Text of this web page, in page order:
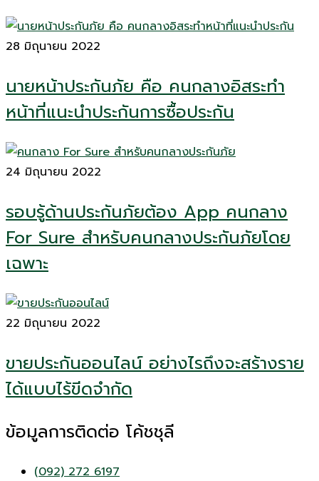
28 มิถุนายน 2022
นายหน้าประกันภัย คือ คนกลางอิสระทำ
หน้าที่แนะนำประกันการซื้อประกัน
24 มิถุนายน 2022
รอบรู้ด้านประกันภัยต้อง App คนกลาง
For Sure สำหรับคนกลางประกันภัยโดย
เฉพาะ
22 มิถุนายน 2022
ขายประกันออนไลน์ อย่างไรถึงจะสร้างราย
ได้แบบไร้ขีดจำกัด
ข้อมูลการติดต่อ โค้ชชุลี
(092) 272 6197